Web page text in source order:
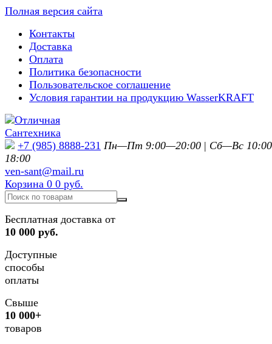
Полная версия сайта
Контакты
Доставка
Оплата
Политика безопасности
Пользовательское соглашение
Условия гарантии на продукцию WasserKRAFT
+7 (985) 8888-231 Пн—Пт 9:00—20:00 | Сб—Вс
18:00
ven-sant@mail.ru
Корзина 0 0 руб.
Бесплатная доставка от
10 000 руб.
Доступные
способы
оплаты
Свыше
10 000+
товаров